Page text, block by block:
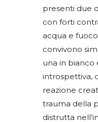
presenti due
con forti
acqua e
convivono
una in bianco
introspettiva,
reazione
trauma della
distrutta